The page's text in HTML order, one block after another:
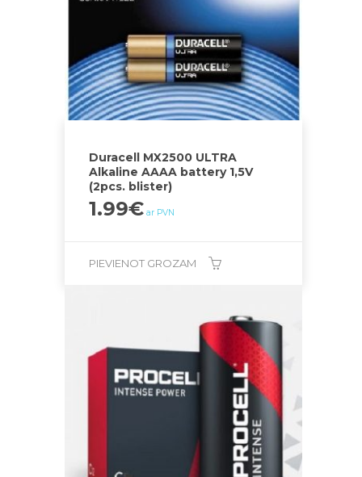
Duracell MX2500 ULTRA
Alkaline AAAA battery 1,5V
(2pcs. blister)
1.99€ ar PVN
PIEVIENOT GROZAM